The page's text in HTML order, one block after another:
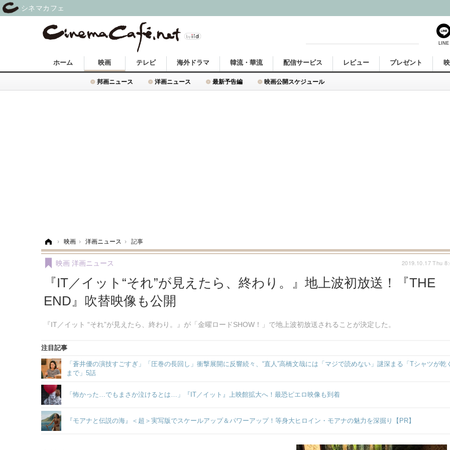
ホーム 映画
邦画ニュース 洋画ニュース 最新予告編 映画公開スケジュール
テレビ 海外ドラマ 韓流・華流 配信サービス レビュー プレゼント
› 映画 › 洋画ニュース › 記事
『IT／イット“それ”が見えたら、終わり。』地上波初放送！『THE
END』吹替映像も公開
『IT／イット “それ”が見えたら、終わり。』が「金曜ロードSHOW！」で地上波初放送されることが決定した。
映画 洋画ニュース 2019.10.17 Thu
注目記事
「蒼井優の演技すごすぎ」「圧巻の長回し」衝撃展開に反響続々、“直人”高橋文哉には「マジで読めない」謎深まる「Tシャツが乾く
まで」5話
「怖かった…でもまさか泣けるとは…」『IT／イット』上映館拡大へ！最恐ピエロ映像も到着
『モアナと伝説の海』＜超＞実写版でスケールアップ＆パワーアップ！等身大ヒロイン・モアナの魅力を深掘り【PR】
LINE
シネマカフェ